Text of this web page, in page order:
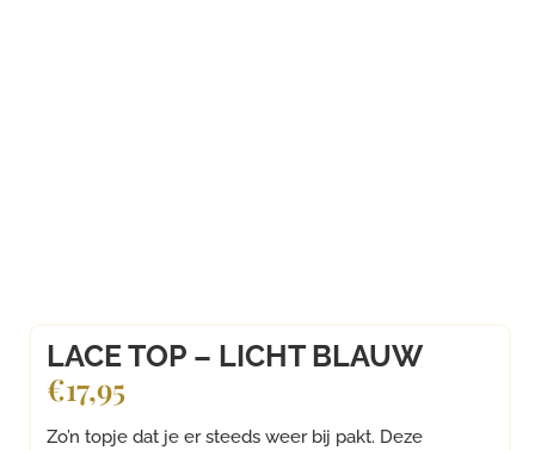
LACE TOP – LICHT BLAUW
€17,95
Zo’n topje dat je er steeds weer bij pakt. Deze